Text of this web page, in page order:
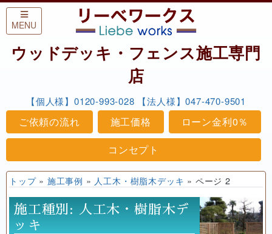
Skip to content
MENU
ウッドデッキ・フェンス施工専門
店
【個人様】0120-993-028 【法人様】047-470-9501
ご依頼の流れ 施工価格
ローン金利0％
コンセプト
トップ» 施工事例 » 人工木・樹脂木デッキ » ページ 2
施工種別:
人工木・樹脂木デ
ッキ